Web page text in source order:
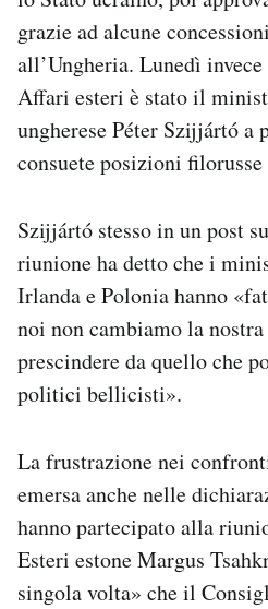
grazie ad alcune
all’Ungheria. Lunedì
Affari esteri è stato il
ungherese Péter Szijjártó a
consuete posizioni filorusse
Szijjártó stesso in un post
riunione ha detto che i
Irlanda e Polonia hanno
noi non cambiamo la
prescindere da quello che
politici bellicisti».
La frustrazione nei
emersa anche nelle
hanno partecipato alla
Esteri estone Margus
singola volta» che il